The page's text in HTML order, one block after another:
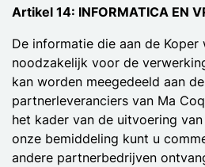
Artikel 14: INFORMATICA EN
De informatie die aan de
noodzakelijk voor de
kan worden meegedeeld aan
partnerleveranciers van Ma
het kader van de uitvoering
onze bemiddeling kunt u
andere partnerbedrijven